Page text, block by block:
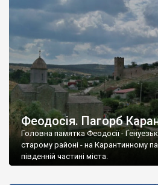
Феодосія. Пагорб
Головна памятка Феодосії -
старому районі - на Карантинному
південній частині міста.